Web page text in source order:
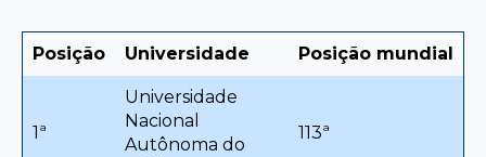
Posição Universidade Posição mundial
1ª
Universidade
Nacional
Autônoma do
113ª